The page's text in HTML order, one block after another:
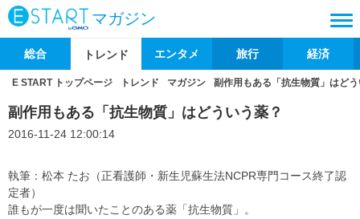
マガジン
総合 トレンド エンタメ 旅行 経済
E START トップページ トレンド マガジン 副作用もある「抗生物質」はど
副作用もある「抗生物質」はどういう薬？
2016-11-24 12:00:14
執筆：松本 たお（正看護師・新生児蘇生法NCPR専門コース終了認
定者）
誰もが一度は聞いたことのある薬「抗生物質」。